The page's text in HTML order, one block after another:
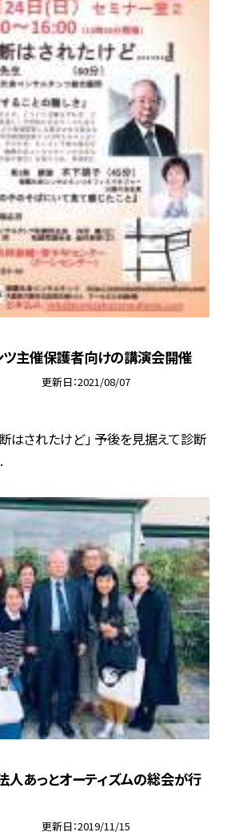
主催保護者向けの講演会開催
更新日 2021/08/07
断はされたけど」 予後を見据えて診断
あっとオーティズムの総会が行
更新日 2019/11/15